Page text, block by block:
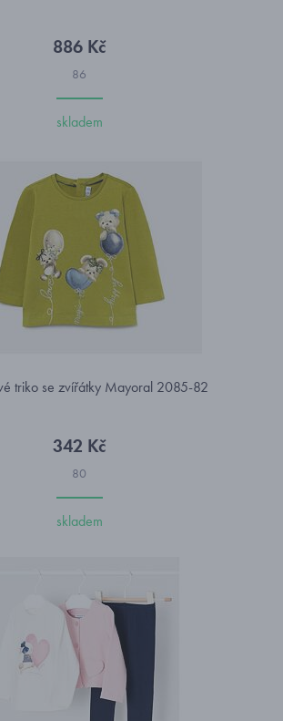
886 Kč
86
skladem
triko se zvířátky Mayoral 2085-82
342 Kč
80
skladem